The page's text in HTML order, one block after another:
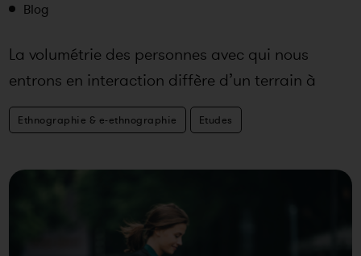
Blog
La volumétrie des personnes avec qui nous
entrons en interaction diffère d’un terrain à
l’autre selon les objecti
Ethnographie & e-ethnographie Etudes